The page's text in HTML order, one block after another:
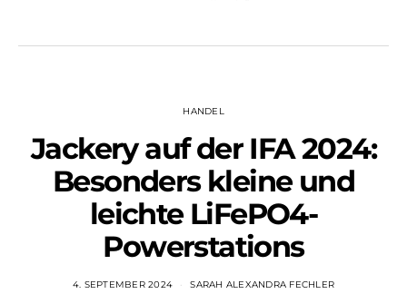
HANDEL
Jackery auf der IFA 2024:
Besonders kleine und
leichte LiFePO4-
Powerstations
4. SEPTEMBER 2024 SARAH ALEXANDRA FECHLER